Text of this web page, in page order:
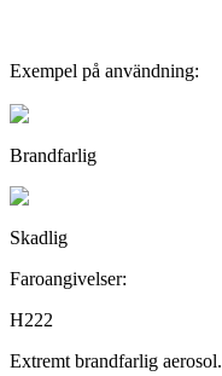
Exempel på användning:
Brandfarlig
Skadlig
Faroangivelser:
H222
Extremt brandfarlig aerosol.